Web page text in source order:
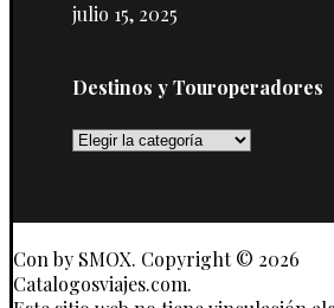
julio 15, 2025
Destinos y Touroperadores
Destinos
Con by SMOX. Copyright © 2026
Catalogosviajes.com.